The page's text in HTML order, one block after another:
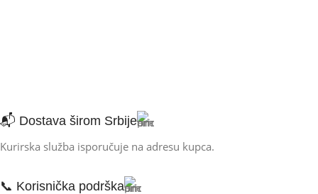
📬 Dostava širom Srbije
Kurirska služba isporučuje na adresu kupca.
📞 Korisnička podrška